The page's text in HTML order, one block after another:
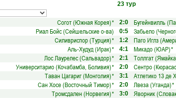
23 тур
Согот (Южная Корея)* 2:0
Бугейнвилль
Риал Бойс (Сейшельские о-ва)
0:5 Забьело
Силивриспор (Турция)* 1:2
Паго Иглз
Аль-Худуд (Ирак)* 4:1 Микадо (ЮАР)*
Лос Лаурелес (Сальвадор)* 2:1 Толлгат
Университарио (Кочабамба, Боливия)* 2:0 Сентро
Таван Цагариг (Монголия)* 3:1 Атлетико 13 де
Сан Хосе (Восточный Тимор)* 2:0 Лвеза (Уганда)*
Тромсдален (Норвегия)* 3:0 Яворник